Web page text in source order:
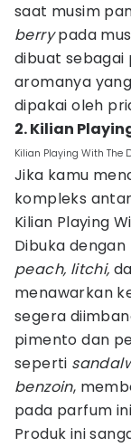
saat musim
berrypada
dibuat sebagai
aromanya
dipakai oleh
2. Kilian
Kilian Playing With The
Jika kamu
kompleks
Kilian Playing
Dibuka dengan
peach, litchi,
menawarkan
segera
pimento dan
seperti
benzoin,
pada parfum
Produk ini